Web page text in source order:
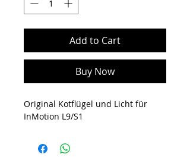
Add to Cart
Buy Now
Original Kotflügel und Licht für
InMotion L9/S1